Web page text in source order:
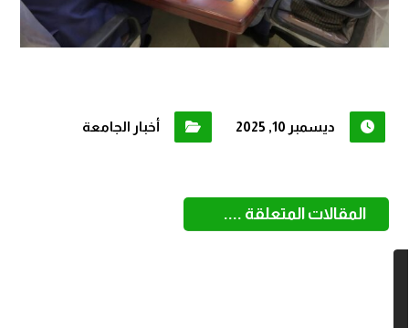
ديسمبر 10, 2025 أخبار الجامعة
المقالات المتعلقة ....